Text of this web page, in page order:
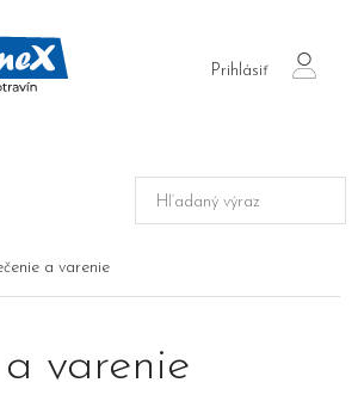
Prihlásiť
login
a varenie
a varenie